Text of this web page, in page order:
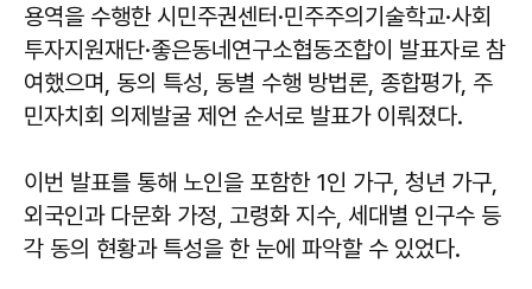
용역을 수행한 시민주권센터·민주주의기술학교·사회
투자지원재단·좋은동네연구소협동조합이 발표자로 참
여했으며, 동의 특성, 동별 수행 방법론, 종합평가, 주
민자치회 의제발굴 제언 순서로 발표가 이뤄졌다.
이번 발표를 통해 노인을 포함한 1인 가구, 청년 가구,
외국인과 다문화 가정, 고령화 지수, 세대별 인구수 등
각 동의 현황과 특성을 한 눈에 파악할 수 있었다.